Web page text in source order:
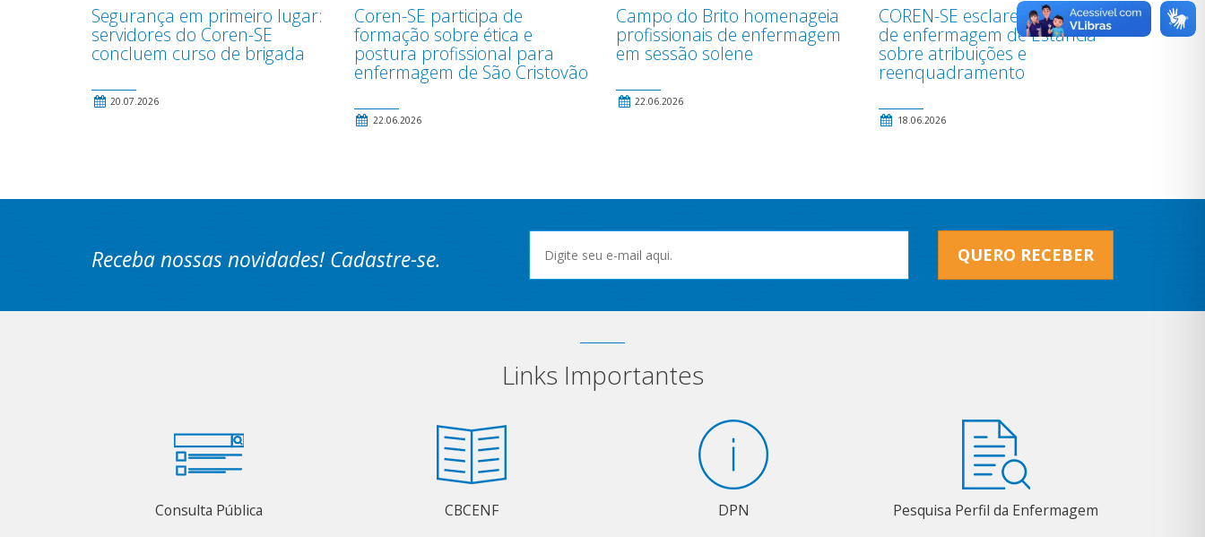
Segurança em primeiro lugar:
servidores do Coren-SE
concluem curso de brigada
20.07.2026
Coren-SE participa de
formação sobre ética e
postura profissional para
enfermagem de São Cristovão
22.06.2026
Campo do Brito homenageia
profissionais de enfermagem
em sessão solene
22.06.2026
COREN-SE esclarece auxiliares
de enfermagem de Estância
sobre atribuições e
reenquadramento
18.06.2026
Receba nossas novidades! Cadastre-se. QUERO RECEBER
Links Importantes
Consulta Pública CBCENF DPN Pesquisa Perfil da Enfermagem